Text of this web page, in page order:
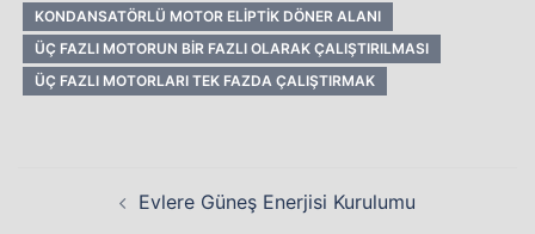
KONDANSATÖRLÜ MOTOR ELIPTIK DÖNER ALANI
ÜÇ FAZLI MOTORUN BIR FAZLI OLARAK ÇALIŞTIRILMASI
ÜÇ FAZLI MOTORLARI TEK FAZDA ÇALIŞTIRMAK
dolaşımı Evlere Güneş Enerjisi Kurulumu